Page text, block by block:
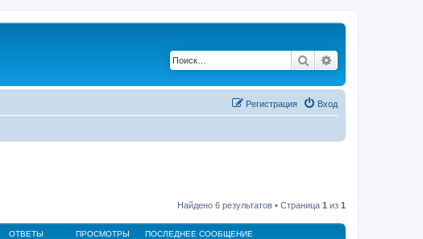
Поиск
Вход
Регистрация
Найдено 6 результатов • Страница 1 из 1
ОТВЕТЫ ПРОСМОТРЫ ПОСЛЕДНЕЕ СООБЩЕНИЕ